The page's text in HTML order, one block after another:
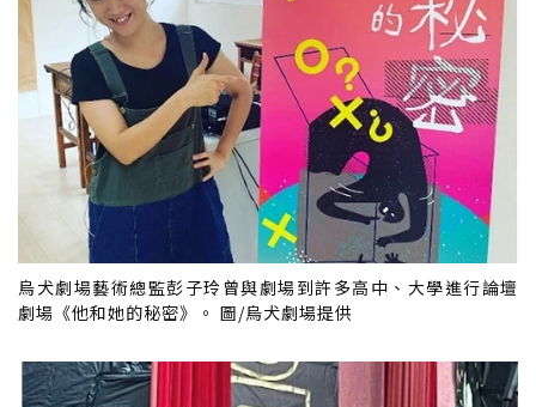
烏犬劇場藝術總監彭子玲曾與劇場到許多高中、大學進行論壇
劇場《他和她的秘密》。 圖/烏犬劇場提供